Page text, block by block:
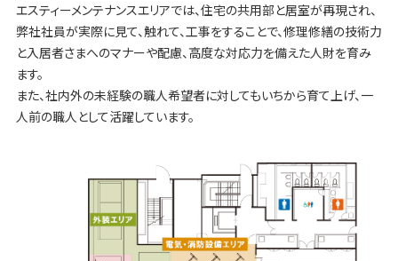
エスティーメンテナンスエリアでは、住宅の共用部と居室が再現され、
弊社社員が実際に見て、触れて、工事をすることで、修理修繕の技術力
と入居者さまへのマナーや配慮、高度な対応力を備えた人財を育み
ます。
また、社内外の未経験の職人希望者に対してもいちから育て上げ、一
人前の職人として活躍しています。